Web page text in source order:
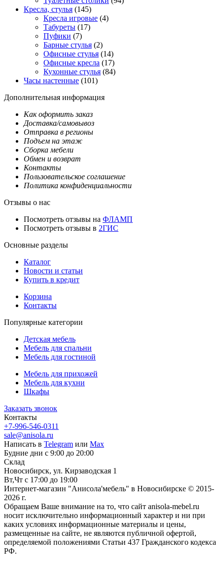
Кресла, стулья (145)
Кресла игровые (4)
Табуреты (17)
Пуфики (7)
Барные стулья (2)
Офисные стулья (14)
Офисные кресла (17)
Кухонные стулья (84)
Часы настенные (101)
Дополнительная информация
Как оформить заказ
Доставка/самовывоз
Отправка в регионы
Подъем на этаж
Сборка мебели
Обмен и возврат
Контакты
Пользовательское соглашение
Политика конфиденциальности
Отзывы о нас
Посмотреть отзывы на ФЛАМП
Посмотреть отзывы в 2ГИС
Основные разделы
Каталог
Новости и статьи
Купить в кредит
Корзина
Контакты
Популярные категории
Детская мебель
Мебель для спальни
Мебель для гостиной
Мебель для прихожей
Мебель для кухни
Шкафы
Заказать звонок
Контакты
+7-996-546-0311
sale@anisola.ru
Написать в Telegram или Max
Будние дни с 9:00 до 20:00
Склад
Новосибирск, ул. Кирзаводская 1
Вт,Чт с 17:00 до 19:00
Интернет-магазин "Анисола'мебель" в Новосибирске © 2015-
2026 г.
Обращаем Ваше внимание на то, что сайт anisola-mebel.ru
носит исключительно информационный характер и ни при
каких условиях информационные материалы и цены,
размещенные на сайте, не являются публичной офертой,
определяемой положениями Статьи 437 Гражданского кодекса
РФ.